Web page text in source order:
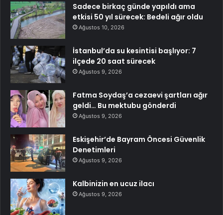
Sadece birkaç günde yapıldı ama
etkisi 50 yıl sürecek: Bedeli ağır oldu
Ağustos 10, 2026
İstanbul’da su kesintisi başlıyor: 7
ilçede 20 saat sürecek
Ağustos 9, 2026
Fatma Soydaş’a cezaevi şartları ağır
geldi… Bu mektubu gönderdi
Ağustos 9, 2026
Eskişehir’de Bayram Öncesi Güvenlik
Denetimleri
Ağustos 9, 2026
Kalbinizin en ucuz ilacı
Ağustos 9, 2026